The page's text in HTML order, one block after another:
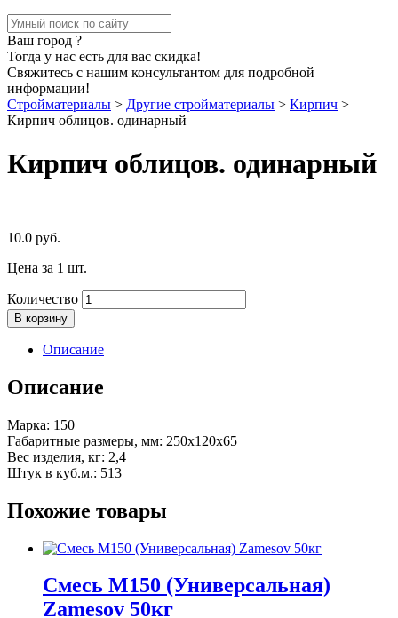
Ваш город ?
Тогда у нас есть для вас скидка!
Свяжитесь с нашим консультантом для подробной
информации!
Стройматериалы > Другие стройматериалы > Кирпич >
Кирпич облицов. одинарный
Кирпич облицов. одинарный
10.0 руб.
Цена за 1 шт.
Количество
В корзину
Описание
Описание
Марка: 150
Габаритные размеры, мм: 250х120х65
Вес изделия, кг: 2,4
Штук в куб.м.: 513
Похожие товары
Смесь М150 (Универсальная)
Zamesov 50кг